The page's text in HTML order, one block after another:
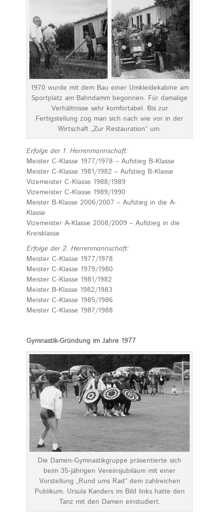
1970 wurde mit dem Bau einer Umkleidekabine am
Sportplatz am Bahndamm begonnen. Für damalige
Verhältnisse sehr komfortabel. Bis zur
Fertigstellung zog man sich nach wie vor in der
Wirtschaft „Zur Restauration“ um.
Erfolge der 1. Herrenmannschaft:
Meister C-Klasse 1977/1978 – Aufstieg B-Klasse
Meister C-Klasse 1981/1982 – Aufstieg B-Klasse
Vizemeister C-Klasse 1988/1989
Vizemeister C-Klasse 1989/1990
Meister B-Klasse 2006/2007 – Aufstieg in die A-
Klasse
Vizemeister A-Klasse 2008/2009 – Aufstieg in die
Kreisklasse
Erfolge der 2. Herrenmannschaft:
Meister C-Klasse 1977/1978
Meister C-Klasse 1979/1980
Meister C-Klasse 1981/1982
Meister B-Klasse 1982/1983
Meister C-Klasse 1985/1986
Meister C-Klasse 1987/1988
Gymnastik-Gründung im Jahre 1977
Die Damen-Gymnastikgruppe präsentierte sich
beim 35-jährigen Vereinsjubiläum mit einer
Vorstellung „Rund ums Rad“ dem zahlreichen
Publikum. Ursula Kanders im Bild links hatte den
Tanz mit den Damen einstudiert.